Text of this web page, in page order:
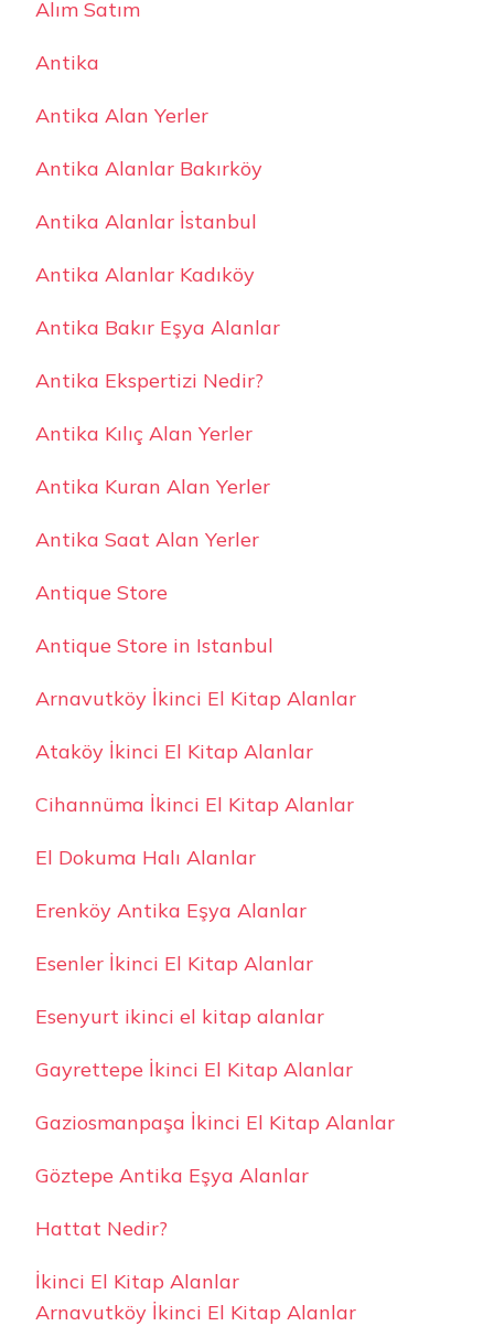
Alım Satım
Antika
Antika Alan Yerler
Antika Alanlar Bakırköy
Antika Alanlar İstanbul
Antika Alanlar Kadıköy
Antika Bakır Eşya Alanlar
Antika Ekspertizi Nedir?
Antika Kılıç Alan Yerler
Antika Kuran Alan Yerler
Antika Saat Alan Yerler
Antique Store
Antique Store in Istanbul
Arnavutköy İkinci El Kitap Alanlar
Ataköy İkinci El Kitap Alanlar
Cihannüma İkinci El Kitap Alanlar
El Dokuma Halı Alanlar
Erenköy Antika Eşya Alanlar
Esenler İkinci El Kitap Alanlar
Esenyurt ikinci el kitap alanlar
Gayrettepe İkinci El Kitap Alanlar
Gaziosmanpaşa İkinci El Kitap Alanlar
Göztepe Antika Eşya Alanlar
Hattat Nedir?
İkinci El Kitap Alanlar
Arnavutköy İkinci El Kitap Alanlar